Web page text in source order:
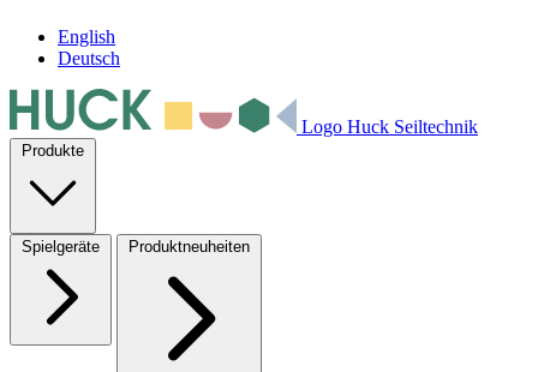
English
Deutsch
Logo Huck Seiltechnik
Produkte
Spielgeräte Produktneuheiten